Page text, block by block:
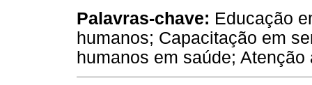
Palavras-chave: Educação
humanos; Capacitação em
humanos em saúde; Atenção